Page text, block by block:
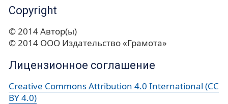
Copyright
© 2014 Автор(ы)
© 2014 ООО Издательство «Грамота»
Лицензионное соглашение
Creative Commons Attribution 4.0 International (CC
BY 4.0)